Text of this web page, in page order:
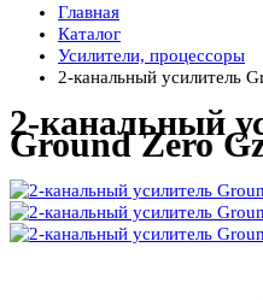
Главная
Каталог
Усилители, процессоры
2-канальный усилитель
2-канальный
Ground Zero